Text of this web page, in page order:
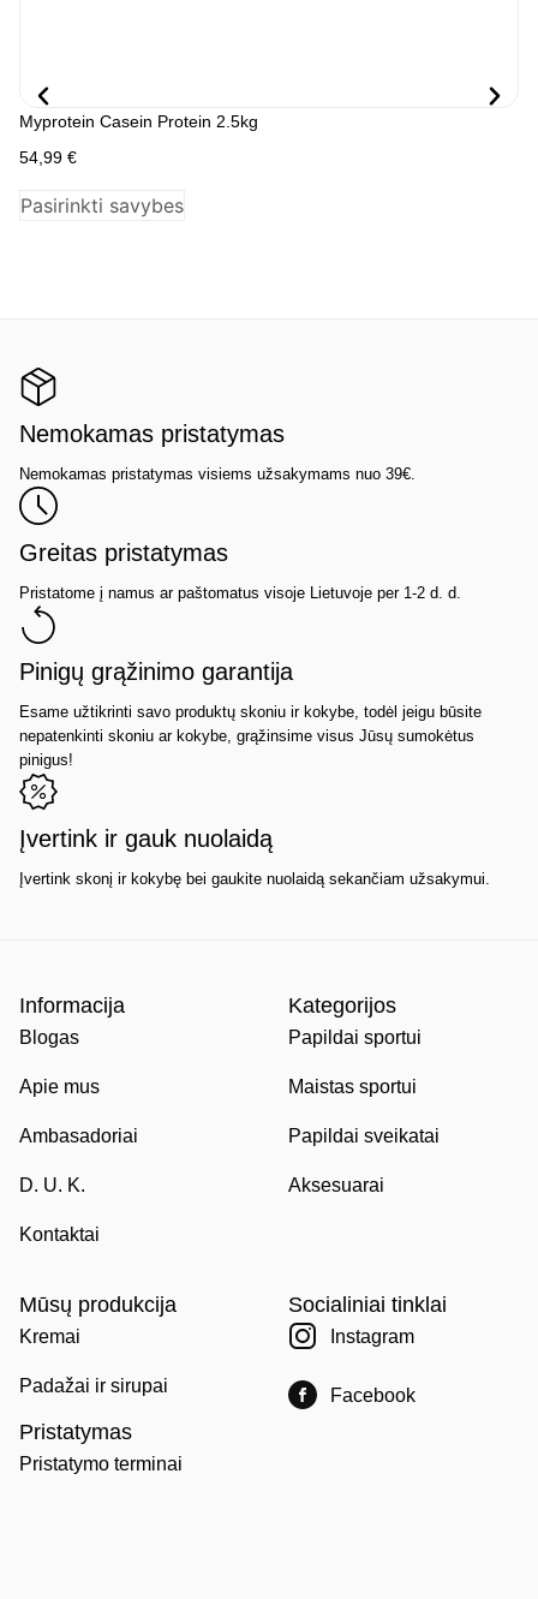
Myprotein Casein Protein 2.5kg
54,99 €
Pasirinkti savybes
Nemokamas pristatymas
Nemokamas pristatymas visiems užsakymams nuo 39€.
Greitas pristatymas
Pristatome į namus ar paštomatus visoje Lietuvoje per 1-2 d. d.
Pinigų grąžinimo garantija
Esame užtikrinti savo produktų skoniu ir kokybe, todėl jeigu būsite
nepatenkinti skoniu ar kokybe, grąžinsime visus Jūsų sumokėtus
pinigus!
Įvertink ir gauk nuolaidą
Įvertink skonį ir kokybę bei gaukite nuolaidą sekančiam užsakymui.
Informacija
Blogas
Apie mus
Ambasadoriai
D. U. K.
Kontaktai
Kategorijos
Papildai sportui
Maistas sportui
Papildai sveikatai
Aksesuarai
Mūsų produkcija
Kremai
Padažai ir sirupai
Pristatymas
Pristatymo terminai
Socialiniai tinklai
Instagram
Facebook